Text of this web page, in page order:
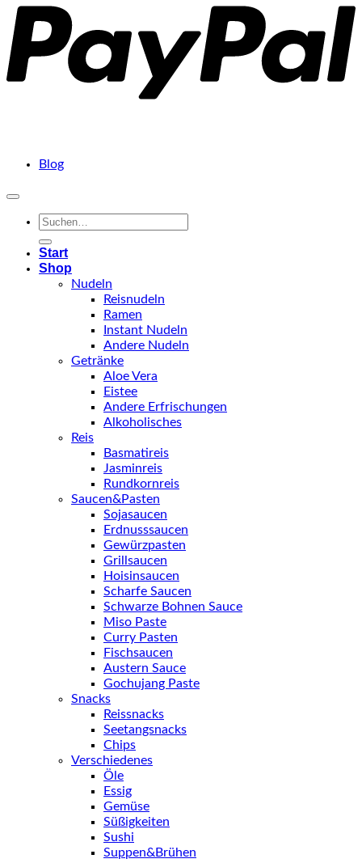
Blog
Suchen
Start
Shop
Nudeln
Reisnudeln
Ramen
Instant Nudeln
Andere Nudeln
Getränke
Aloe Vera
Eistee
Andere Erfrischungen
Alkoholisches
Reis
Basmatireis
Jasminreis
Rundkornreis
Saucen&Pasten
Sojasaucen
Erdnusssaucen
Gewürzpasten
Grillsaucen
Hoisinsaucen
Scharfe Saucen
Schwarze Bohnen Sauce
Miso Paste
Curry Pasten
Fischsaucen
Austern Sauce
Gochujang Paste
Snacks
Reissnacks
Seetangsnacks
Chips
Verschiedenes
Öle
Essig
Gemüse
Süßigkeiten
Sushi
Suppen&Brühen